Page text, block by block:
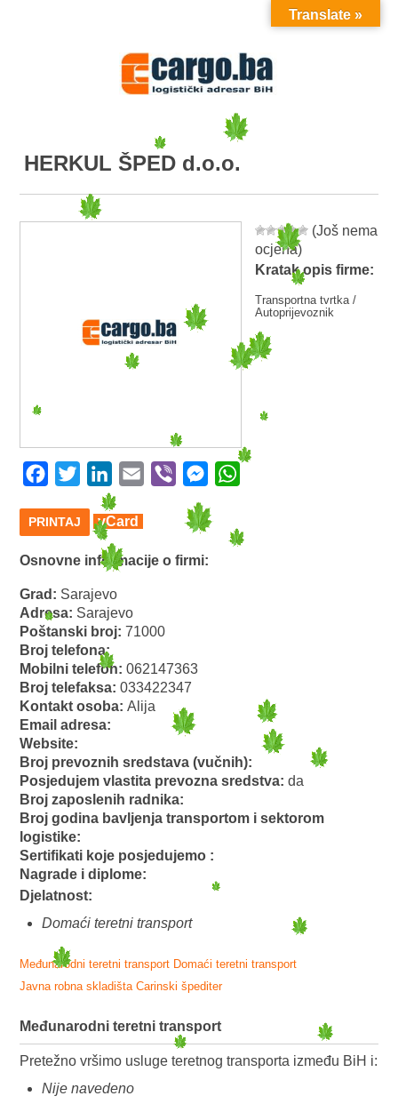
MENU
HERKUL ŠPED d.o.o.
(Još nema
ocjena)
Kratak opis firme:
Transportna tvrtka /
Autoprijevoznik
Facebook
Twitter LinkedIn
Email Viber Messenger
PRINTAJ vCard
Osnovne informacije o firmi:
Grad: Sarajevo
Adresa: Sarajevo
Poštanski broj:71000
Broj telefona:
Mobilni telefon:062147363
Broj telefaksa:033422347
Kontakt osoba:Alija
Email adresa:
Website:
Broj prevoznih sredstava (vučnih):
Posjedujem vlastita prevozna sredstva:da
Broj zaposlenih radnika:
Broj godina bavljenja transportom i sektorom
logistike:
Sertifikati koje posjedujemo :
Nagrade i diplome:
Djelatnost:
Domaći teretni transport
Međunarodni teretni transport Domaći teretni transport
Javna robna skladišta Carinski špediter
Međunarodni teretni transport
Pretežno vršimo usluge teretnog transporta između BiH i:
Nije navedeno
Translate »